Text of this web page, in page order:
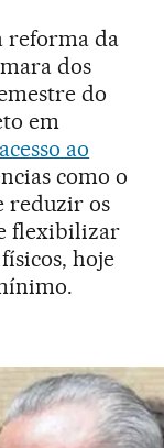
reforma da
dos
do
em
ao
como o
reduzir os
flexibilizar
hoje